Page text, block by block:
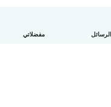
الرسائل مفضلاتي